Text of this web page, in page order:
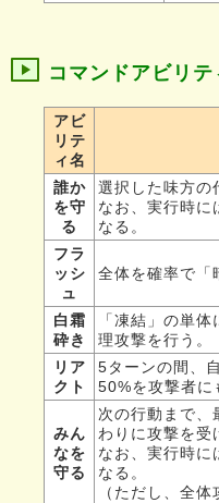
コマンドアビリテ
アビ
リテ
ィ名
誰か
を守
る
選択した味方の
なお、実行時に
なる。
フラ
ッシ
ュ
全体を確率で「
白霜
砕き
「凍結」の単
理攻撃を行う。
リア
クト
5ターンの間、
50%を攻撃者に
みん
なを
守る
次の行動まで、
わりに攻撃を受
なお、実行時に
なる。
（ただし、全